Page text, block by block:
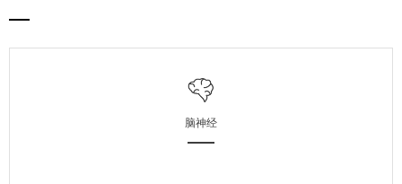
脑神经